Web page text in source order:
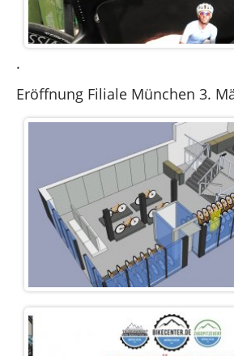
.
Eröffnung Filiale München 3.